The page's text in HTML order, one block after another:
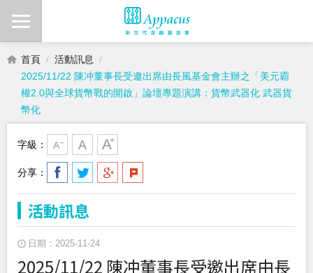
首頁
活動訊息
2025/11/22 陳冲董事長受邀出席由長風基金會主辦之「美元霸
權2.0與全球貨幣戰的開啟」論壇專題演講：貨幣武器化 武器貨
幣化
字級：
分享：
活動訊息
日期：2025-11-24
2025/11/22 陳冲董事長受邀出席由長